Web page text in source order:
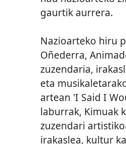
gaurtik aurrera.
Nazioarteko hiru
Oñederra,
zuzendaria,
eta
artean 'I Said I
laburrak, Kimuak
zuzendari
irakaslea, kultur